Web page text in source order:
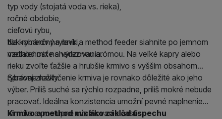
typ vody (stojatá voda vs. rieka),
ročné obdobie,
cieľovú rybu,
tlak rybárov na revíri,
vzdialenosť nahadzovania.
Na komerčný rybník a method feeder siahnite po jemnom
method mixe s výraznou arómou. Na veľké kapry alebo
rieku zvoľte ťažšie a hrubšie krmivo s vyšším obsahom
rybacej zložky.
Správne navlhčenie krmiva je rovnako dôležité ako jeho
výber. Príliš suché sa rýchlo rozpadne, príliš mokré nebude
pracovať. Ideálna konzistencia umožní pevné naplnenie
kŕmidla a postupné uvoľňovanie častíc.
Krmivo a method mix ako základ úspechu